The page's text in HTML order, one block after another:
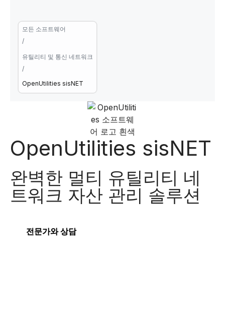
모든 소프트웨어
/
유틸리티 및 통신 네트워크
/
OpenUtilities sisNET
OpenUtilities sisNET
완벽한 멀티 유틸리티 네
트워크 자산 관리 솔루션
전문가와 상담